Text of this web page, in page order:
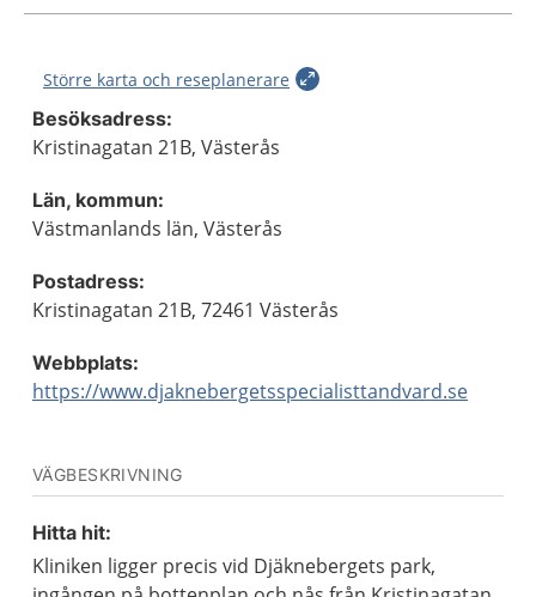
Större karta och reseplanerare
Besöksadress:
Kristinagatan 21B, Västerås
Län, kommun:
Västmanlands län, Västerås
Postadress:
Kristinagatan 21B, 72461 Västerås
Webbplats:
https://www.djaknebergetsspecialisttandvard.se
VÄGBESKRIVNING
Hitta hit:
Kliniken ligger precis vid Djäknebergets park,